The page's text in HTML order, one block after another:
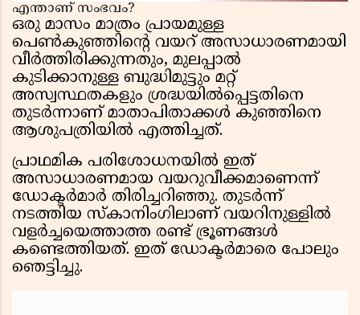
എന്താണ് സംഭവം?
ഒരു മാസം മാത്രം പ്രായമുള്ള
പെൺകുഞ്ഞിന്റെ വയറ് അസാധാരണമായി
വീർത്തിരിക്കുന്നതും, മുലപ്പാൽ
കുടിക്കാനുള്ള ബുദ്ധിമുട്ടും മറ്റ്
അസ്വസ്ഥതകളും ശ്രദ്ധയിൽപ്പെട്ടതിനെ
തുടർന്നാണ് മാതാപിതാക്കൾ കുഞ്ഞിനെ
ആശുപത്രിയിൽ എത്തിച്ചത്.
പ്രാഥമിക പരിശോധനയിൽ ഇത്
അസാധാരണമായ വയറുവീക്കമാണെന്ന്
ഡോക്ടർമാർ തിരിച്ചറിഞ്ഞു. തുടർന്ന്
നടത്തിയ സ്കാനിംഗിലാണ് വയറിനുള്ളിൽ
വളർച്ചയെത്താത്ത രണ്ട് ഭ്രൂണങ്ങൾ
കണ്ടെത്തിയത്. ഇത് ഡോക്ടർമാരെ പോലും
ഞെട്ടിച്ചു.